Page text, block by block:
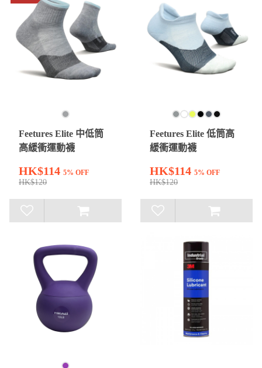
Feetures Elite 中低筒
高緩衝運動襪
HK$114 5% OFF
HK$120
Feetures Elite 低筒高
緩衝運動襪
HK$114 5% OFF
HK$120